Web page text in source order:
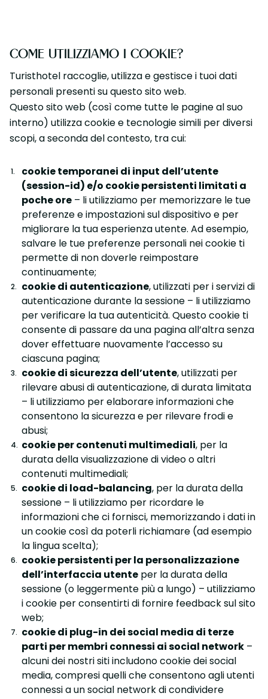
COME UTILIZZIAMO I COOKIE?
Turisthotel raccoglie, utilizza e gestisce i tuoi dati
personali presenti su questo sito web.
Questo sito web (così come tutte le pagine al suo
interno) utilizza cookie e tecnologie simili per diversi
scopi, a seconda del contesto, tra cui:
cookie temporanei di input dell’utente
(session-id) e/o cookie persistenti limitati a
poche ore – li utilizziamo per memorizzare le tue
preferenze e impostazioni sul dispositivo e per
migliorare la tua esperienza utente. Ad esempio,
salvare le tue preferenze personali nei cookie ti
permette di non doverle reimpostare
continuamente;
cookie di autenticazione, utilizzati per i servizi di
autenticazione durante la sessione – li utilizziamo
per verificare la tua autenticità. Questo cookie ti
consente di passare da una pagina all’altra senza
dover effettuare nuovamente l’accesso su
ciascuna pagina;
cookie di sicurezza dell’utente, utilizzati per
rilevare abusi di autenticazione, di durata limitata
– li utilizziamo per elaborare informazioni che
consentono la sicurezza e per rilevare frodi e
abusi;
cookie per contenuti multimediali, per la
durata della visualizzazione di video o altri
contenuti multimediali;
cookie di load-balancing, per la durata della
sessione – li utilizziamo per ricordare le
informazioni che ci fornisci, memorizzando i dati in
un cookie così da poterli richiamare (ad esempio
la lingua scelta);
cookie persistenti per la personalizzazione
dell’interfaccia utente per la durata della
sessione (o leggermente più a lungo) – utilizziamo
i cookie per consentirti di fornire feedback sul sito
web;
cookie di plug-in dei social media di terze
parti per membri connessi ai social network –
alcuni dei nostri siti includono cookie dei social
media, compresi quelli che consentono agli utenti
connessi a un social network di condividere